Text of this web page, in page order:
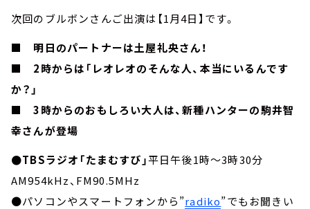
次回のブルボンさんご出演は【1月4日】です。
■ 明日のパートナーは土屋礼央さん！
■ 2時からは「レオレオのそんな人、本当にいるんです
か？」
■ 3時からのおもしろい大人は、新種ハンターの駒井智
幸さんが登場
●TBSラジオ「たまむすび」平日午後1時～3時30分
AM954kHz、FM90.5MHz
●パソコンやスマートフォンから”radiko”でもお聞きい